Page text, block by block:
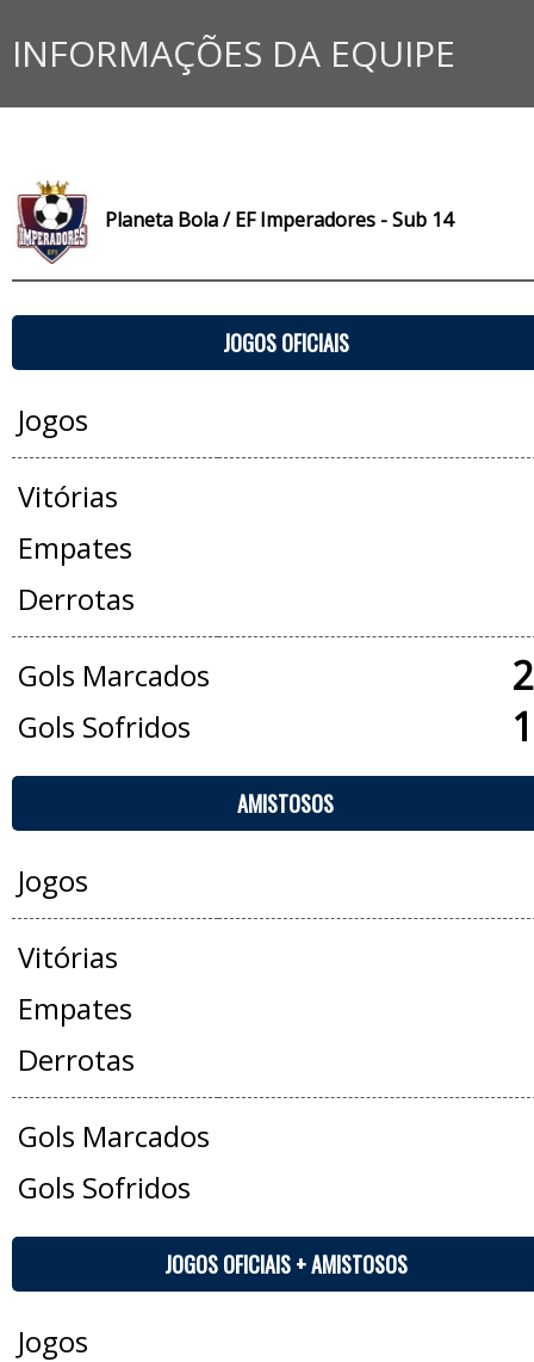
INFORMAÇÕES DA EQUIPE
Planeta Bola / EF Imperadores - Sub 14
JOGOS OFICIAIS
Jogos
Vitórias
Empates
Derrotas
Gols Marcados
Gols Sofridos
AMISTOSOS
Jogos
Vitórias
Empates
Derrotas
Gols Marcados
Gols Sofridos
JOGOS OFICIAIS + AMISTOSOS
Jogos